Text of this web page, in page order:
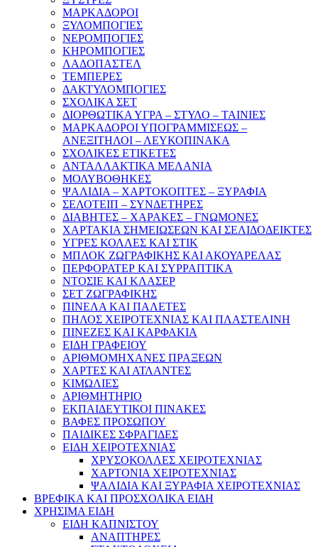
ΜΑΡΚΑΔΟΡΟΙ
ΞΥΛΟΜΠΟΓΙΕΣ
ΝΕΡΟΜΠΟΓΙΕΣ
ΚΗΡΟΜΠΟΓΙΕΣ
ΛΑΔΟΠΑΣΤΕΛ
ΤΕΜΠΕΡΕΣ
ΔΑΚΤΥΛΟΜΠΟΓΙΕΣ
ΣΧΟΛΙΚΑ ΣΕΤ
ΔΙΟΡΘΩΤΙΚΑ ΥΓΡΑ – ΣΤΥΛΟ – ΤΑΙΝΙΕΣ
ΜΑΡΚΑΔΟΡΟΙ ΥΠΟΓΡΑΜΜΙΣΕΩΣ –
ΑΝΕΞΙΤΗΛΟΙ – ΛΕΥΚΟΠΙΝΑΚΑ
ΣΧΟΛΙΚΕΣ ΕΤΙΚΕΤΕΣ
ΑΝΤΑΛΛΑΚΤΙΚΑ ΜΕΛΑΝΙΑ
ΜΟΛΥΒΟΘΗΚΕΣ
ΨΑΛΙΔΙΑ – ΧΑΡΤΟΚΟΠΤΕΣ – ΞΥΡΑΦΙΑ
ΣΕΛΟΤΕΙΠ – ΣΥΝΔΕΤΗΡΕΣ
ΔΙΑΒΗΤΕΣ – ΧΑΡΑΚΕΣ – ΓΝΩΜΟΝΕΣ
ΧΑΡΤΑΚΙΑ ΣΗΜΕΙΩΣΕΩΝ ΚΑΙ ΣΕΛΙΔΟΔΕΙΚΤΕΣ
ΥΓΡΕΣ ΚΟΛΛΕΣ ΚΑΙ ΣΤΙΚ
ΜΠΛΟΚ ΖΩΓΡΑΦΙΚΗΣ ΚΑΙ ΑΚΟΥΑΡΕΛΑΣ
ΠΕΡΦΟΡΑΤΕΡ ΚΑΙ ΣΥΡΡΑΠΤΙΚΑ
ΝΤΟΣΙΕ ΚΑΙ ΚΛΑΣΕΡ
ΣΕΤ ΖΩΓΡΑΦΙΚΗΣ
ΠΙΝΕΛΑ ΚΑΙ ΠΑΛΕΤΕΣ
ΠΗΛΟΣ ΧΕΙΡΟΤΕΧΝΙΑΣ ΚΑΙ ΠΛΑΣΤΕΛΙΝΗ
ΠΙΝΕΖΕΣ ΚΑΙ ΚΑΡΦΑΚΙΑ
ΕΙΔΗ ΓΡΑΦΕΙΟΥ
ΑΡΙΘΜΟΜΗΧΑΝΕΣ ΠΡΑΞΕΩΝ
ΧΑΡΤΕΣ ΚΑΙ ΑΤΛΑΝΤΕΣ
ΚΙΜΩΛΙΕΣ
ΑΡΙΘΜΗΤΗΡΙΟ
ΕΚΠΑΙΔΕΥΤΙΚΟΙ ΠΙΝΑΚΕΣ
ΒΑΦΕΣ ΠΡΟΣΩΠΟΥ
ΠΑΙΔΙΚΕΣ ΣΦΡΑΓΙΔΕΣ
ΕΙΔΗ ΧΕΙΡΟΤΕΧΝΙΑΣ
ΧΡΥΣΟΚΟΛΛΕΣ ΧΕΙΡΟΤΕΧΝΙΑΣ
ΧΑΡΤΟΝΙΑ ΧΕΙΡΟΤΕΧΝΙΑΣ
ΨΑΛΙΔΙΑ ΚΑΙ ΞΥΡΑΦΙΑ ΧΕΙΡΟΤΕΧΝΙΑΣ
ΒΡΕΦΙΚΑ ΚΑΙ ΠΡΟΣΧΟΛΙΚΑ ΕΙΔΗ
ΧΡΗΣΙΜΑ ΕΙΔΗ
ΕΙΔΗ ΚΑΠΝΙΣΤΟΥ
ΑΝΑΠΤΗΡΕΣ